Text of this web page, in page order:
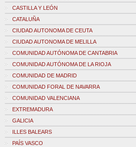
CASTILLA Y LEÓN
CATALUÑA
CIUDAD AUTONOMA DE CEUTA
CIUDAD AUTONOMA DE MELILLA
COMUNIDAD AUTÓNOMA DE CANTABRIA
COMUNIDAD AUTÓNOMA DE LA RIOJA
COMUNIDAD DE MADRID
COMUNIDAD FORAL DE NAVARRA
COMUNIDAD VALENCIANA
EXTREMADURA
GALICIA
ILLES BALEARS
PAÍS VASCO